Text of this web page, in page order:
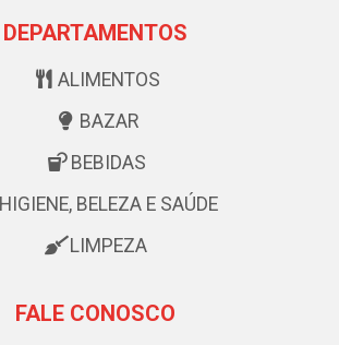
DEPARTAMENTOS
ALIMENTOS
BAZAR
BEBIDAS
HIGIENE, BELEZA E SAÚDE
LIMPEZA
FALE CONOSCO